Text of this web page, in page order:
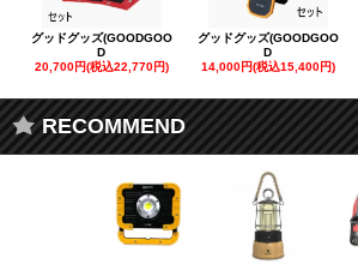
グッドグッズ(GOODGOO
D
20,700円(税込22,770円)
グッドグッズ(GOODGOO
D
14,000円(税込15,400円)
RECOMMEND